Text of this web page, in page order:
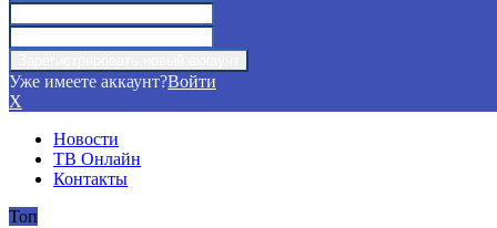
Уже имеете аккаунт?Войти
X
Новости
ТВ Онлайн
Контакты
Топ